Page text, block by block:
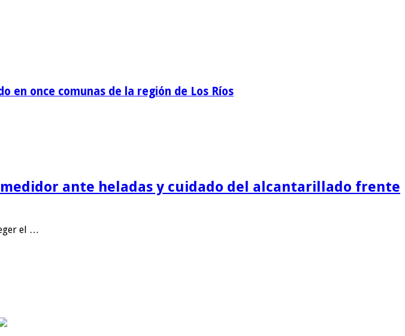
once comunas de la región de Los Ríos
ante heladas y cuidado del alcantarillado frente
el …